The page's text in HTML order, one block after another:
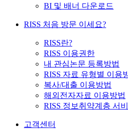
BI 및 배너 다운로드
RISS 처음 방문 이세요?
RISS란?
RISS 이용권한
내 관심논문 등록방법
RISS 자료 유형별 이용
복사/대출 이용방법
해외전자자료 이용방법
RISS 정보취약계층 서
고객센터